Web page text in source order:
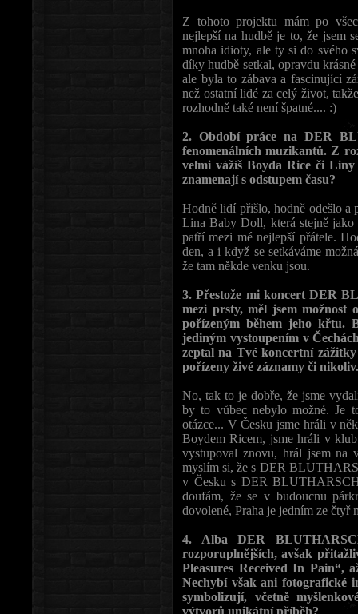
Z tohoto projektu mám po
nejlepší na hudbě je to, že jsem
mnoha idioty, ale ty si do svého
díky hudbě setkal, opravdu
ale byla to zábava a fascinující
než ostatní lidé za celý život,
rozhodně také není špatné.... :)
2. Období práce na DER
fenomenálních muzikantů. Z
velmi vážíš Boyda Rice či
znamenají s odstupem času?
Hodně lidí přišlo, hodně odešlo a
Lina Baby Doll, která stejně jako
patří mezi mé nejlepší přátele.
den, a i když se setkáváme
že tam někde venku jsou.
3. Přestože mi koncert DER
mezi prsty, měl jsem možnost
pořízeným během jeho křtu.
jediným vystoupením v
zeptal na Tvé koncertní
pořízeny živé záznamy či
No, tak to je dobře, že jsme
by to vůbec nebylo možné. Je
otázce... V Česku jsme hráli v
Boydem Ricem, jsme hráli v
vystupoval znovu, hrál jsem
myslím si, že s DER
v Česku s DER
doufám, že se v budoucnu
dovolené, Praha je jedním ze čtyř
4. Alba DER
rozporuplnějších, avšak
Pleasures Received In Pain“,
Nechybí však ani fotografické
symbolizují, včetně
výtvorů unikátní příběh?